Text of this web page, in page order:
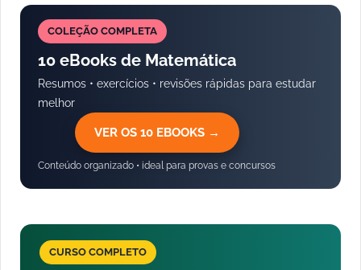
COLEÇÃO COMPLETA
10 eBooks de Matemática
Resumos • exercícios • revisões rápidas para estudar
melhor
VER OS 10 EBOOKS →
Conteúdo organizado • ideal para provas e concursos
CURSO COMPLETO